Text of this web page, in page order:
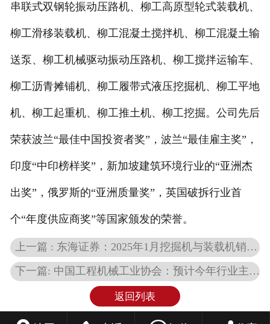
串联式双钢轮振动压路机、柳工高原型轮式装载机、
柳工滑移装载机、柳工混凝土搅拌机、柳工混凝土输
送泵、柳工机械驱动振动压路机、柳工搅拌运输车、
柳工沥青摊铺机、柳工履带式液压挖掘机、柳工平地
机、柳工起重机、柳工推土机、柳工挖掘。公司先后
荣获波兰“最佳中国投资者奖”，波兰“最佳雇主奖”，
印度“中印榜样奖”，新加坡建筑环境行业的“亚洲杰
出奖”，俄罗斯的“亚洲质量奖”，英国破拆行业首
个“年度供应商奖”等国家颁发的荣誉。
上一篇 : 东海证券：2025年1月挖掘机与装载机销量同比增长 全年有望持续复苏
下一篇: 中国工程机械工业协会：预计今年行业主要经济指标将稳定增长
返回列表